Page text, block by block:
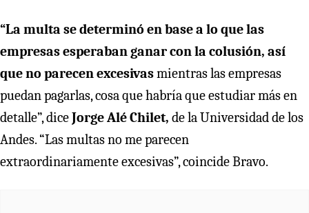
“La multa se determinó en base a lo que las
empresas esperaban ganar con la colusión, así
que no parecen excesivasmientras las empresas
puedan pagarlas, cosa que habría que estudiar más en
detalle”, diceJorge Alé Chilet, de la Universidad de los
Andes. “Las multas no me parecen
extraordinariamente excesivas”, coincide Bravo.